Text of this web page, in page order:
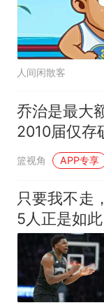
人间闲散客
乔治是最大
2010届仅存
里非传说？
篮视角 APP专享
只要我不走
5人正是如此